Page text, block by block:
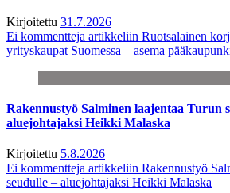
Kirjoitettu 31.7.2026
Ei kommentteja artikkeliin Ruotsalainen
yrityskaupat Suomessa – asema
Rakennustyö Salminen laajentaa Turun
aluejohtajaksi Heikki Malaska
Kirjoitettu 5.8.2026
Ei kommentteja artikkeliin Rakennustyö
seudulle – aluejohtajaksi Heikki Malaska